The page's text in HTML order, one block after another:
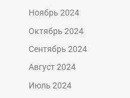
Ноябрь 2024
Октябрь 2024
Сентябрь 2024
Август 2024
Июль 2024